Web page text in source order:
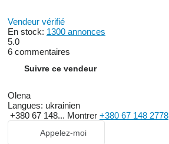
Vendeur vérifié
En stock: 1300 annonces
5.0
6 commentaires
Suivre ce vendeur
Olena
Langues: ukrainien
+380 67 148... Montrer +380 67 148 2778
Appelez-moi